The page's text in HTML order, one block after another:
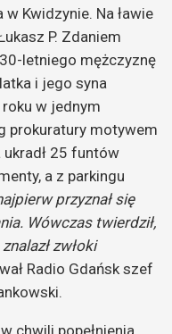
Kwidzynie. Na ławie
P. Zdaniem
letniego mężczyznę
i jego syna
w jednym
prokuratury motywem
ukradł 25 funtów
a z parkingu
przyznał się
Wówczas twierdził,
zwłoki
Radio Gdańsk szef
chwili popełnienia